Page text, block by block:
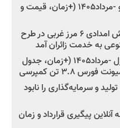
شروع فروش کشنده و کامیون فاو -مرداد۱۴۰۵ (+زمان، قیمت و
مدیرعامل امدادخودروسایپا: پوشش امدادی ۶ مرز غربی در طرح
شروع فروش ۸ محصول بهمن دیزل -مرداد۱۴۰۵ (+زمان، جدول
۳.۸ تن کمپرسی
و سرمایه‌گذاری را نابود
آنلاین پیگیری قرارداد و زمان